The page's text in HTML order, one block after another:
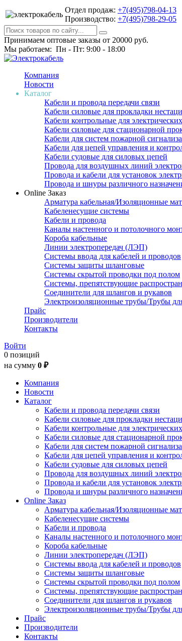
Отдел продаж: +7(495)798-04-13
Производство: +7(495)798-29-05
Принимаем оптовые заказы от 20000 руб.
Мы работаем: Пн - Пт: 9:00 - 18:00
Компания
Новости
Каталог
Кабели и провода передачи связи
Кабели силовые для прокладки
Кабели контрольные для
Кабели силовые для стационарной
Кабели для систем пожарной
Кабели для цепей управления и
Кабели судовые для силовых цепей
Провода для воздушных линий
Провода и кабели для установок
Провода и шнуры различного
Online Заказ
Арматура кабельная/Изоляционные
Кабеленесущие системы
Кабели и провода
Каналы настенного и потолочного
Короба кабельные
Линии электропередач (ЛЭП)
Системы ввода для кабелей и проводов
Системы защиты шланговые
Системы скрытой проводки под полом
Системы, препятствующие
Соединители для шлангов и рукавов
Электроизоляционные трубы/Трубы
Прайс
Производители
Контакты
Войти
0 позиций
на сумму 0 ₽
Компания
Новости
Каталог
Кабели и провода передачи связи
Кабели силовые для прокладки
Кабели контрольные для
Кабели силовые для стационарной
Кабели для систем пожарной
Кабели для цепей управления и
Кабели судовые для силовых цепей
Провода для воздушных линий
Провода и кабели для установок
Провода и шнуры различного
Online Заказ
Арматура кабельная/Изоляционные
Кабеленесущие системы
Кабели и провода
Каналы настенного и потолочного
Короба кабельные
Линии электропередач (ЛЭП)
Системы ввода для кабелей и проводов
Системы защиты шланговые
Системы скрытой проводки под полом
Системы, препятствующие
Соединители для шлангов и рукавов
Электроизоляционные трубы/Трубы
Прайс
Производители
Контакты